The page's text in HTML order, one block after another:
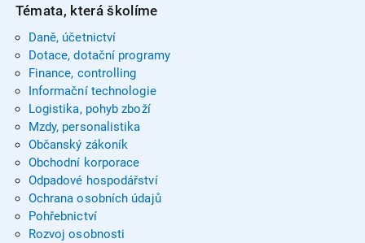
Témata, která školíme
Daně, účetnictví
Dotace, dotační programy
Finance, controlling
Informační technologie
Logistika, pohyb zboží
Mzdy, personalistika
Občanský zákoník
Obchodní korporace
Odpadové hospodářství
Ochrana osobních údajů
Pohřebnictví
Rozvoj osobnosti